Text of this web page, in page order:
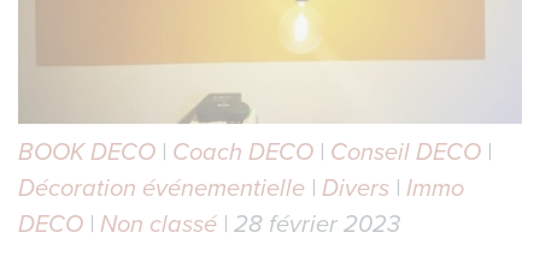
BOOK DECO | Coach DECO | Conseil DECO |
Décoration événementielle | Divers | Immo
DECO | Non classé | 28 février 2023